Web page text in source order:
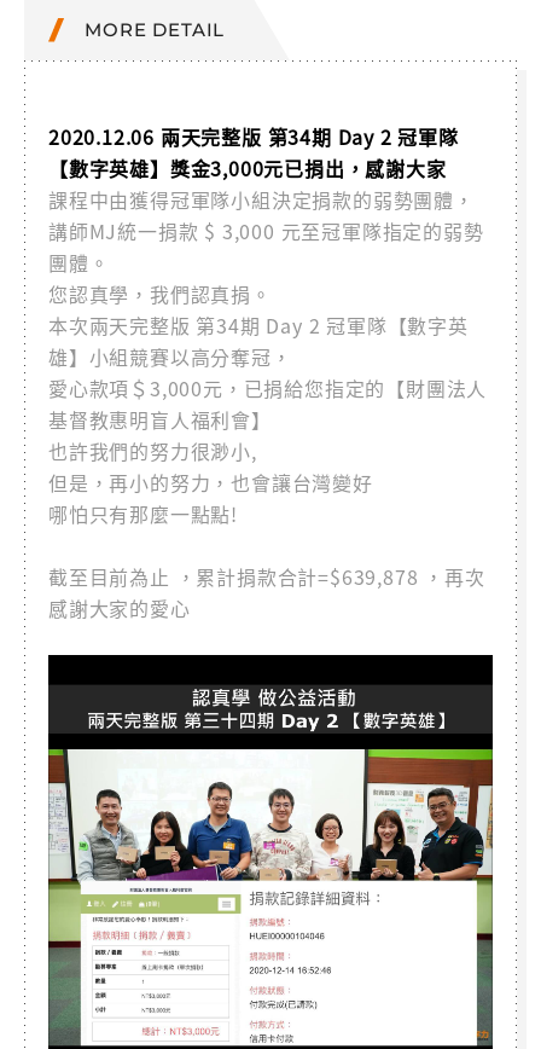
MORE DETAIL
2020.12.06 兩天完整版 第34期 Day 2 冠軍隊
【數字英雄】獎金3,000元已捐出，感謝大家
課程中由獲得冠軍隊小組決定捐款的弱勢團體，
講師MJ統一捐款 $ 3,000 元至冠軍隊指定的弱勢
團體。
您認真學，我們認真捐。
本次兩天完整版 第34期 Day 2 冠軍隊【數字英
雄】小組競賽以高分奪冠，
愛心款項＄3,000元，已捐給您指定的【財團法人
基督教惠明盲人福利會】
也許我們的努力很渺小,
但是，再小的努力，也會讓台灣變好
哪怕只有那麼一點點!
截至目前為止 ，累計捐款合計=$639,878 ，再次
感謝大家的愛心